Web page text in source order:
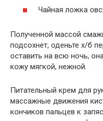
Чайная ложка
Полученной массой
подсохнет, оденьте х/б
оставить на всю ночь,
кожу мягкой, нежной.
Питательный крем для
массажные движения
кончиков пальцев к